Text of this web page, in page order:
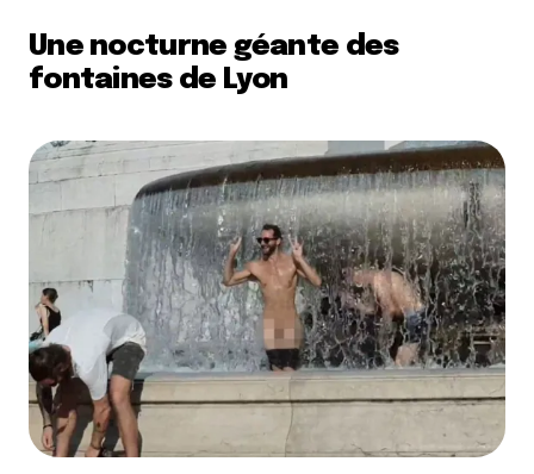
Une nocturne géante des
fontaines de Lyon